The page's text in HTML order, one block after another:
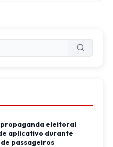
propaganda eleitoral
aplicativo durante
passageiros